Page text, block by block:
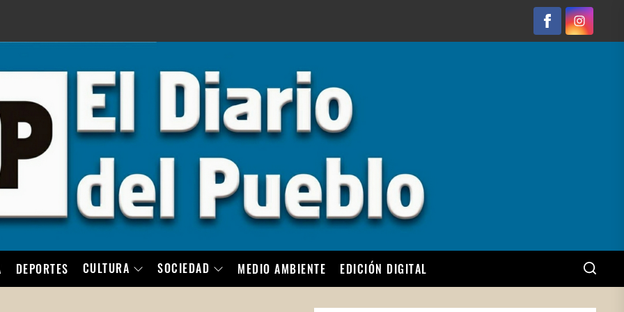
FacebookInstagram
DEPORTES CULTURA SOCIEDAD MEDIO AMBIENTE EDICIÓN DIGITAL